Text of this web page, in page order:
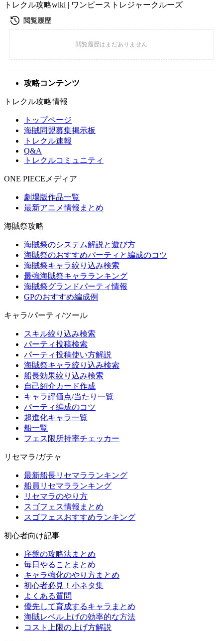
トレクル攻略wiki | ワンピーストレジャークルーズ
攻略コンテンツ
トレクル攻略情報
トップページ
海賊同盟募集掲示板
トレクル速報
Q&A
トレクルコミュニティ
ONE PIECEメディア
劇場版作品一覧
最新アニメ情報まとめ
海賊祭攻略
海賊祭のシステム解説と遊び方
海賊祭のおすすめパーティと編成のコツ
海賊祭キャラ絞り込み検索
最強海賊祭キャラランキング
海賊祭グランドパーティ情報
GPのおすすめ編成例
キャラ/パーティ/ツール
スキル絞り込み検索
パーティ投稿検索
パーティ投稿使い方解説
海賊祭キャラ絞り込み検索
船長効果絞り込み検索
自己紹介カード作成
キャラ評価点/当たり一覧
パーティ編成のコツ
超進化キャラ一覧
船一覧
フェス限所持率チェッカー
リセマラ/ガチャ
最新船長リセマラランキング
船員リセマラランキング
リセマラのやり方
スゴフェス情報まとめ
スゴフェスおすすめランキング
初心者向け記事
序盤の攻略法まとめ
毎日やることまとめ
キャラ強化のやり方まとめ
初心者必見！小ネタ集
よくある質問
優先して育成するキャラまとめ
海賊レベル上げの効率的な方法
コスト上限の上げ方解説